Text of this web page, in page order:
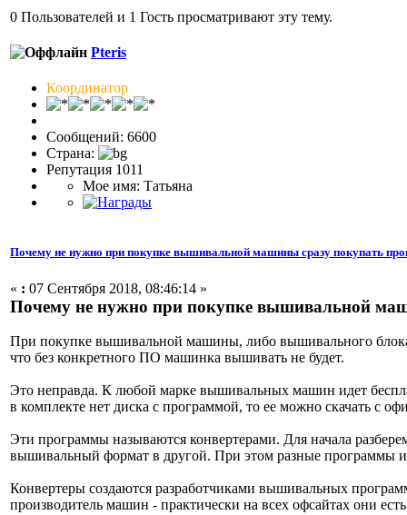
0 Пользователей и 1 Гость просматривают эту тему.
Pteris
Координатор
Сообщений: 6600
Страна:
Репутация 1011
Мое имя: Татьяна
Почему не нужно при покупке вышивальной машины сразу покупать
« : 07 Сентября 2018, 08:46:14 »
Почему не нужно при покупке вышивальной
При покупке вышивальной машины, либо вышивального
что без конкретного ПО машинка вышивать не будет.
Это неправда. К любой марке вышивальных машин идет
в комплекте нет диска с программой, то ее можно скачать с
Эти программы называются конвертерами. Для начала
вышивальный формат в другой. При этом разные программы
Конвертеры создаются разработчиками вышивальных
производитель машин - практически на всех офсайтах они